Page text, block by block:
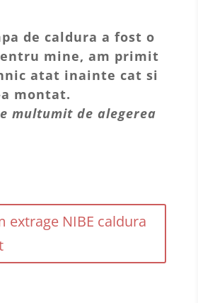
de caldura a fost o
mine, am primit
atat inainte cat si
montat.
multumit de alegerea
extrage NIBE caldura